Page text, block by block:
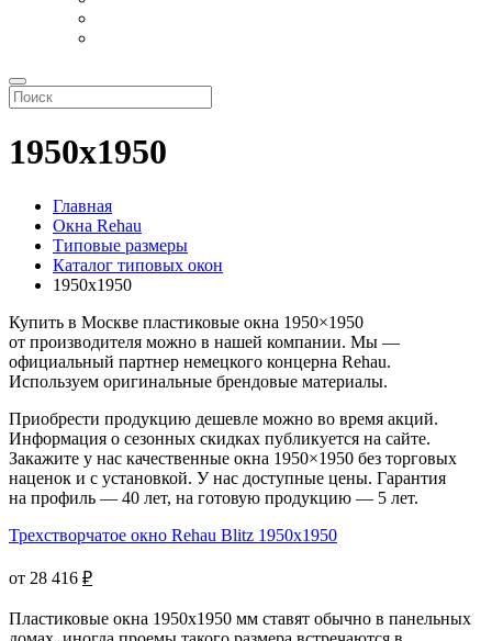
1950х1950
Главная
Окна Rehau
Типовые размеры
Каталог типовых окон
1950х1950
Купить в Москве пластиковые окна 1950×1950
от производителя можно в нашей компании. Мы —
официальный партнер немецкого концерна Rehau.
Используем оригинальные брендовые материалы.
Приобрести продукцию дешевле можно во время акций.
Информация о сезонных скидках публикуется на сайте.
Закажите у нас качественные окна 1950×1950 без торговых
наценок и с установкой. У нас доступные цены. Гарантия
на профиль — 40 лет, на готовую продукцию — 5 лет.
Трехстворчатое окно Rehau Blitz 1950x1950
от 28 416 ₽
Пластиковые окна 1950х1950 мм ставят обычно в панельных